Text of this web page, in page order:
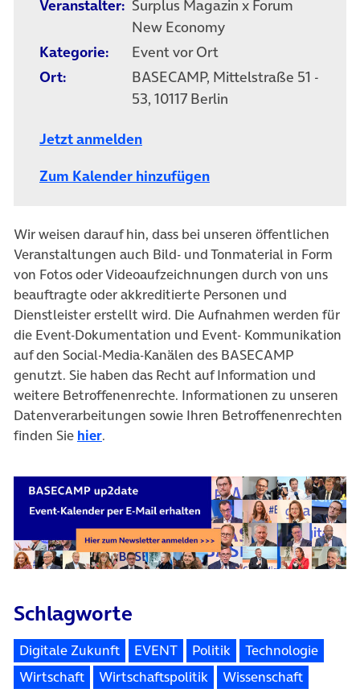
Veranstalter: Surplus Magazin x Forum
New Economy
Kategorie:
Event vor Ort
Ort:
BASECAMP, Mittelstraße 51 -
53, 10117 Berlin
Jetzt anmelden
Zum Kalender hinzufügen
Wir weisen darauf hin, dass bei unseren öffentlichen
Veranstaltungen auch Bild- und Tonmaterial in Form
von Fotos oder Videoaufzeichnungen durch von uns
beauftragte oder akkreditierte Personen und
Dienstleister erstellt wird. Die Aufnahmen werden für
die Event-Dokumentation und Event- Kommunikation
auf den Social-Media-Kanälen des BASECAMP
genutzt. Sie haben das Recht auf Information und
weitere Betroffenenrechte. Informationen zu unseren
Datenverarbeitungen sowie Ihren Betroffenenrechten
finden Sie hier.
Schlagworte
Digitale Zukunft EVENT Politik
Technologie
Wirtschaft
Wirtschaftspolitik Wissenschaft